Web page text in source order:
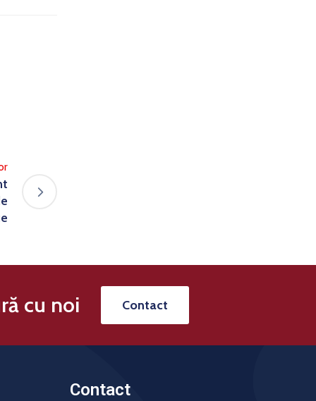
cu noi Contact
Contact